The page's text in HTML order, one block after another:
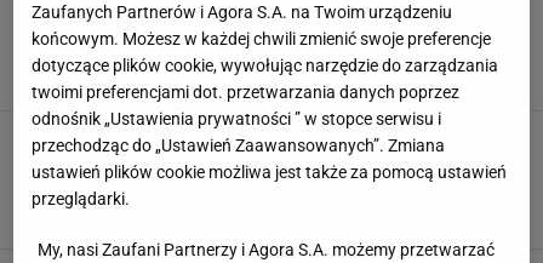
Nie żyje Ivan Patzaichin, czterokrotny mistrz
olimpijski
Patryk Fabisiak,5 WRZEŚNIA 2021, 22:19
Skandal tuż przed IO w Tokio. Reżyser
ceremonii otwarcia wyrzucony. Wstrząsające
nagranie z lat 90.
Zaufanych Partnerów i Agora S.A. na Twoim urządzeniu
końcowym. Możesz w każdej chwili zmienić swoje preferencje
dotyczące plików cookie, wywołując narzędzie do zarządzania
twoimi preferencjami dot. przetwarzania danych poprzez
odnośnik „Ustawienia prywatności ” w stopce serwisu i
przechodząc do „Ustawień Zaawansowanych”. Zmiana
ustawień plików cookie możliwa jest także za pomocą ustawień
przeglądarki.
My, nasi Zaufani Partnerzy i Agora S.A. możemy przetwarzać